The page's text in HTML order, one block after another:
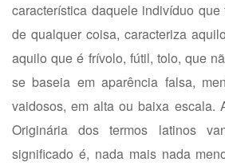
característica daquele indivíduo
de qualquer coisa, caracteriza
aquilo que é frívolo, fútil, tolo, que
se baseia em aparência falsa,
vaidosos, em alta ou baixa escala.
Originária dos termos latinos
significado é, nada mais nada